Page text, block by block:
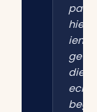
pas
hier
die
echt